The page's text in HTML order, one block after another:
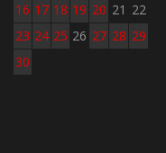
16 17 18 19 20 21 22
23 24 25 26 27 28 29
30